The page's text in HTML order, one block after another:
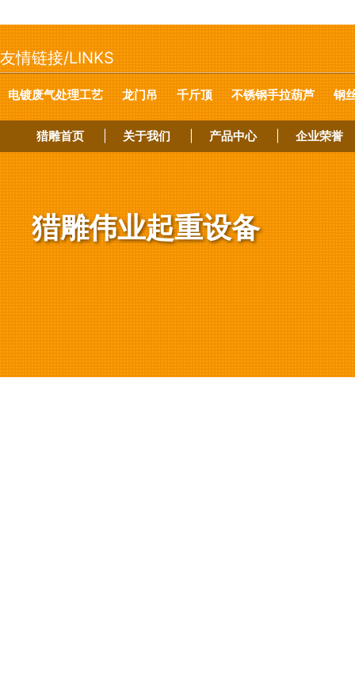
友情链接/LINKS
电镀废气处理工艺 龙门吊 千斤顶 不锈钢手拉葫芦 钢
猎雕首页 关于我们 产品中心 企业荣誉
猎雕伟业起重设备